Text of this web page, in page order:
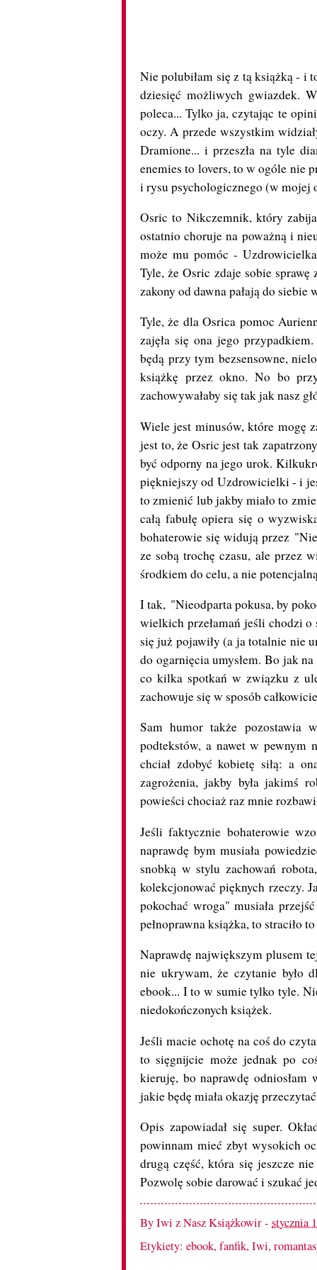
Nie polubiłam się z tą książką - i
dziesięć możliwych gwiazdek.
poleca... Tylko ja, czytając te
oczy. A przede wszystkim
Dramione... i przeszła na tyle
enemies to lovers, to w ogóle nie
i rysu psychologicznego (w mojej
Osric to Nikczemnik, który
ostatnio choruje na poważną i
może mu pomóc -
Tyle, że Osric zdaje sobie
zakony od dawna pałają do
Tyle, że dla Osrica pomoc
zajęła się ona jego
będą przy tym bezsensowne,
książkę przez okno. No bo
zachowywałaby się tak jak nasz
Wiele jest minusów, które
jest to, że Osric jest tak
być odporny na jego urok.
piękniejszy od Uzdrowicielki - i
to zmienić lub jakby miało to
całą fabułę opiera się o
bohaterowie się widują przez
ze sobą trochę czasu, ale przez
środkiem do celu, a nie
I tak, "Nieodparta pokusa, by
wielkich przełamań jeśli chodzi
się już pojawiły (a ja totalnie nie
do ogarnięcia umysłem. Bo jak
co kilka spotkań w związku z
zachowuje się w sposób
Sam humor także pozostawia
podtekstów, a nawet w pewnym
chciał zdobyć kobietę siłą: a
zagrożenia, jakby była jakimś
powieści chociaż raz mnie
Jeśli faktycznie bohaterowie
naprawdę bym musiała
snobką w stylu zachowań
kolekcjonować pięknych rzeczy.
pokochać wroga" musiała
pełnoprawna książka, to straciło
Naprawdę największym plusem
nie ukrywam, że czytanie było
ebook... I to w sumie tylko tyle.
niedokończonych książek.
Jeśli macie ochotę na coś do
to sięgnijcie może jednak po
kieruję, bo naprawdę odniosłam
jakie będę miała okazję
Opis zapowiadał się super.
powinnam mieć zbyt wysokich
drugą część, która się jeszcze
Pozwolę sobie darować i szukać
ByIwi z Nasz Książkowir- stycznia
Etykiety: ebook,fanfik,Iwi,